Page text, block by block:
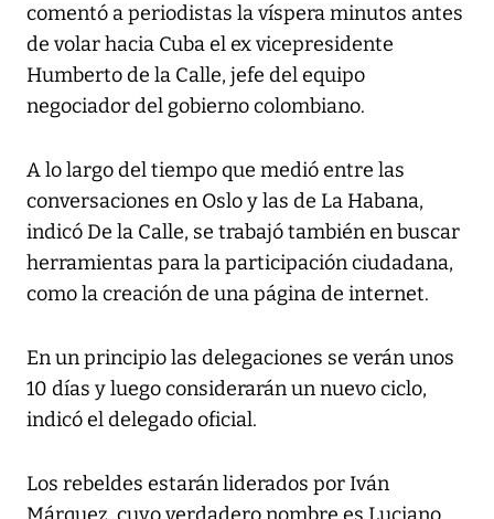
comentó a periodistas la víspera minutos antes
de volar hacia Cuba el ex vicepresidente
Humberto de la Calle, jefe del equipo
negociador del gobierno colombiano.
A lo largo del tiempo que medió entre las
conversaciones en Oslo y las de La Habana,
indicó De la Calle, se trabajó también en buscar
herramientas para la participación ciudadana,
como la creación de una página de internet.
En un principio las delegaciones se verán unos
10 días y luego considerarán un nuevo ciclo,
indicó el delegado oficial.
Los rebeldes estarán liderados por Iván